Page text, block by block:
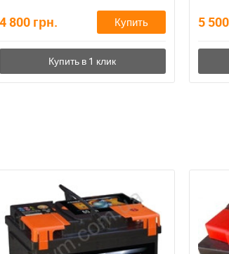
4 800 грн. Купить 5 500